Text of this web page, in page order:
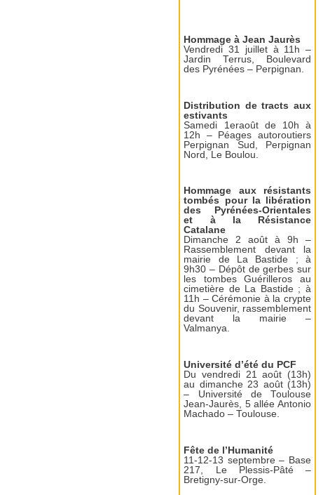
Hommage à Jean Jaurès
Vendredi 31 juillet à 11h –
Jardin Terrus, Boulevard
des Pyrénées – Perpignan.
Distribution de tracts aux
estivants
Samedi 1eraoût de 10h à
12h – Péages autoroutiers
Perpignan Sud, Perpignan
Nord, Le Boulou.
Hommage aux résistants
tombés pour la libération
des Pyrénées-Orientales
et à la Résistance
Catalane
Dimanche 2 août à 9h –
Rassemblement devant la
mairie de La Bastide ; à
9h30 – Dépôt de gerbes sur
les tombes Guérilleros au
cimetière de La Bastide ; à
11h – Cérémonie à la crypte
du Souvenir, rassemblement
devant la mairie –
Valmanya.
Université d’été du PCF
Du vendredi 21 août (13h)
au dimanche 23 août (13h)
– Université de Toulouse
Jean-Jaurès, 5 allée Antonio
Machado – Toulouse.
Fête de l’Humanité
11-12-13 septembre – Base
217, Le Plessis-Pâté –
Bretigny-sur-Orge.